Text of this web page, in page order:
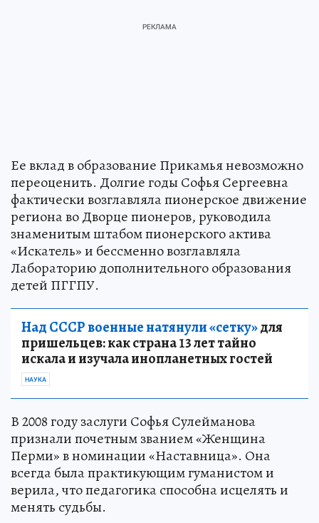
Ее вклад в образование Прикамья невозможно
переоценить. Долгие годы Софья Сергеевна
фактически возглавляла пионерское движение
региона во Дворце пионеров, руководила
знаменитым штабом пионерского актива
«Искатель» и бессменно возглавляла
Лабораторию дополнительного образования
детей ПГГПУ.
Над СССР военные натянули «сетку»для
пришельцев: как страна 13 лет тайно
искала и изучала инопланетных гостей
НАУКА
В 2008 году заслуги Софья Сулейманова
признали почетным званием «Женщина
Перми» в номинации «Наставница». Она
всегда была практикующим гуманистом и
верила, что педагогика способна исцелять и
менять судьбы.